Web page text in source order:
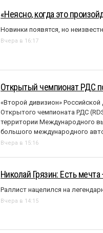
«Неясно, когда это
Новинки появятся, но
Вчера в 16:17
Открытый чемпионат РДС
«Второй дивизион»
Открытого чемпионата РДС
территории Международного
большого международного
Вчера в 15:16
Николай Грязин: Есть
Раллист нацелился на
Вчера в 14:15